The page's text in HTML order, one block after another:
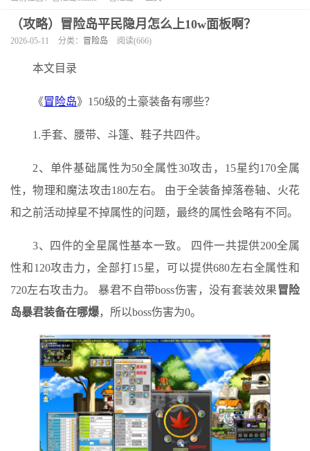
（攻略）冒险岛平民隐月怎么上10w面板啊？
2026-05-11 分类： 冒险岛 阅读(666)
本文目录
《冒险岛》150级的土豪装备有哪些？
1.手套、腰带、斗篷、鞋子共四件。
2、单件基础属性为50全属性30攻击，15星约170全属
性，物理和魔法攻击180左右。 由于全装备掉落卷轴、火花
和之前活动掉星不掉属性的问题，最终的属性会略有不同。
3、四件的全星属性基本一致。 四件一共提供200全属
性和120攻击力，全部打15星，可以提供680左右全属性和
720左右攻击力。 暴君不自带boss伤害，没有套装效果 冒险
岛暴君装备在哪爆，所以boss伤害为0。